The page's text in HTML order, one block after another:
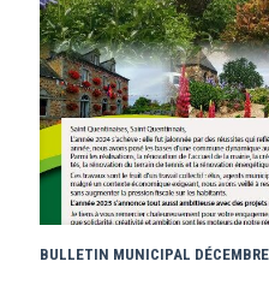
BULLETIN MUNICIPAL